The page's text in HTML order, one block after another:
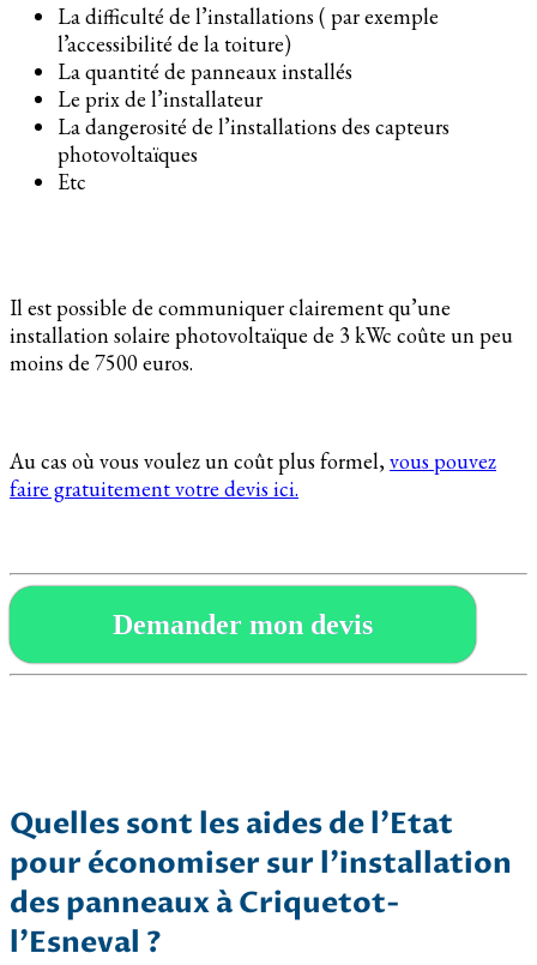
La difficulté de l’installations ( par exemple
l’accessibilité de la toiture)
La quantité de panneaux installés
Le prix de l’installateur
La dangerosité de l’installations des capteurs
photovoltaïques
Etc
Il est possible de communiquer clairement qu’une
installation solaire photovoltaïque de 3 kWc coûte un peu
moins de 7500 euros.
Au cas où vous voulez un coût plus formel,vous pouvez
faire gratuitement votre devis ici.
Demander mon devis
Quelles sont les aides de l’Etat
pour économiser sur l’installation
des panneaux à Criquetot-
l’Esneval ?